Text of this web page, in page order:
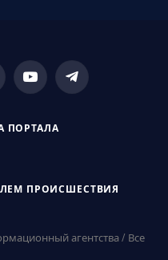
YouTubeTelegram
ПОРТАЛА
ПРОИСШЕСТВИЯ
агентства / Все